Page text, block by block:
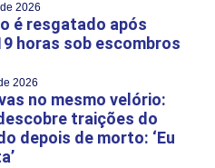
2026
é resgatado após
horas sob escombros
2026
no mesmo velório:
traições do
depois de morto: ‘Eu